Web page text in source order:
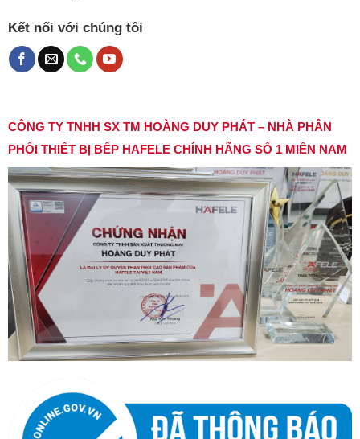
Kết nối với chúng tôi
CÔNG TY TNHH SX TM HOÀNG DUY PHÁT – NHÀ PHÂN
PHỐI THIẾT BỊ BẾP HAFELE CHÍNH HÃNG SỐ 1 MIỀN NAM